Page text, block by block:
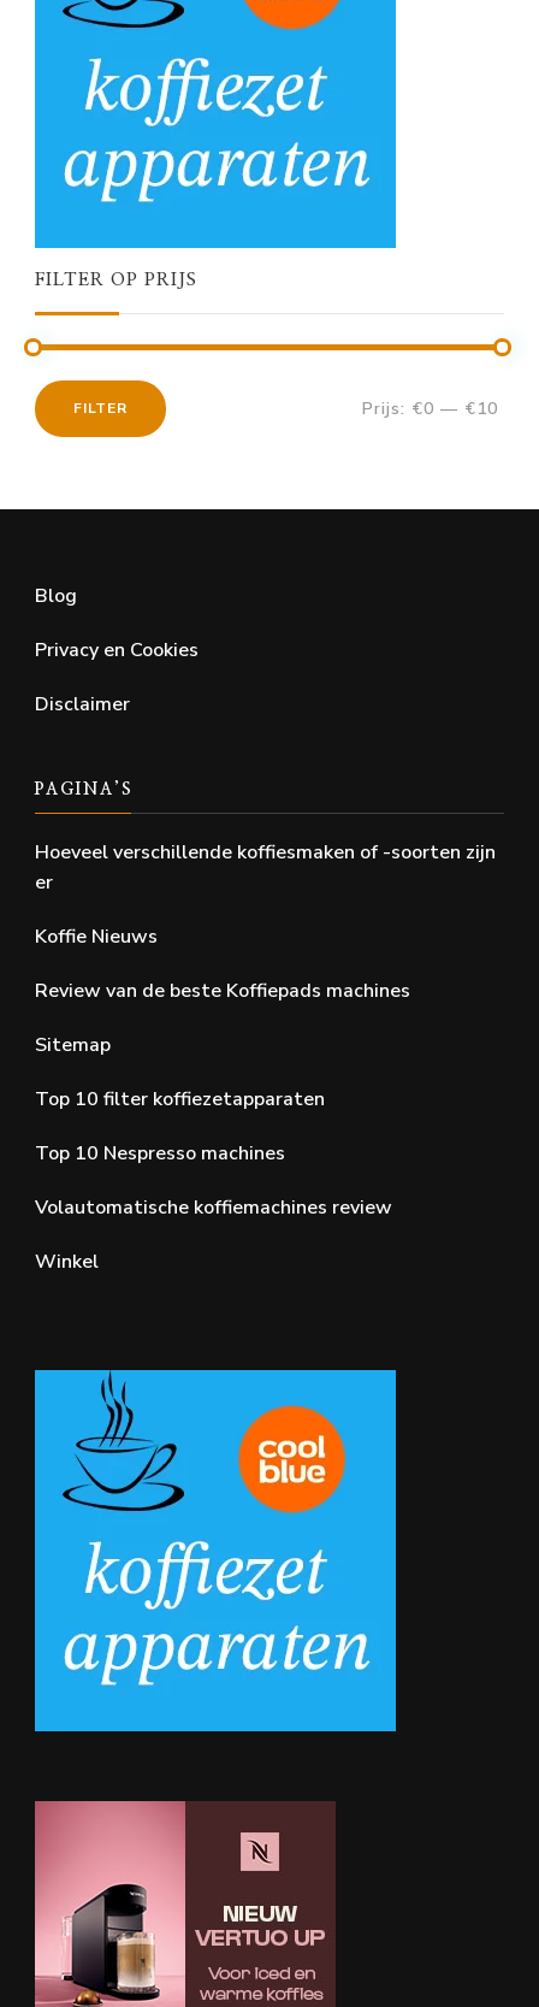
FILTER OP PRIJS
FILTER Prijs: €0 — €10
Blog
Privacy en Cookies
Disclaimer
PAGINA’S
Hoeveel verschillende koffiesmaken of -soorten zijn
er
Koffie Nieuws
Review van de beste Koffiepads machines
Sitemap
Top 10 filter koffiezetapparaten
Top 10 Nespresso machines
Volautomatische koffiemachines review
Winkel